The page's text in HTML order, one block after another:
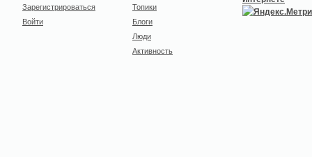
Зарегистрироваться
Войти
Топики
Блоги
Люди
Активность